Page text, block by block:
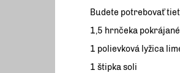
Budete potrebovať
1,5 hrnčeka
1 polievková lyžica
1 štipka soli